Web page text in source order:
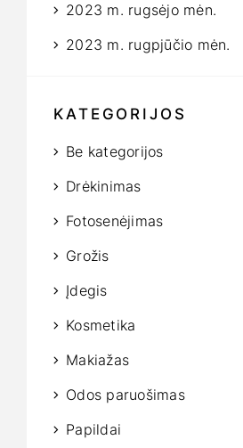
2023 m. rugsėjo mėn.
2023 m. rugpjūčio mėn.
KATEGORIJOS
Be kategorijos
Drėkinimas
Fotosenėjimas
Grožis
Įdegis
Kosmetika
Makiažas
Odos paruošimas
Papildai